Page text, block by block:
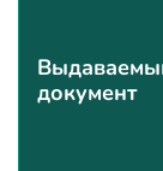
документ